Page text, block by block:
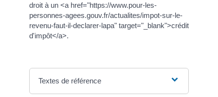
droit à un <a href="https://www.pour-les-
personnes-agees.gouv.fr/actualites/impot-sur-le-
revenu-faut-il-declarer-lapa" target="_blank">crédit
d'impôt</a>.
Textes de référence